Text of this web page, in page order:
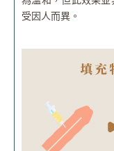
受因人而異。